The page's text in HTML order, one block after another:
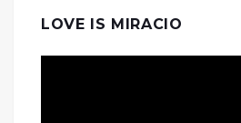
LOVE IS MIRACIO